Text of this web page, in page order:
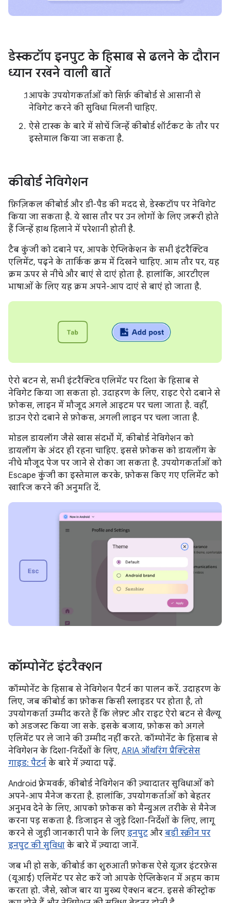
डेस्कटॉप इनपुट के हिसाब से ढलने के दौरान
ध्यान रखने वाली बातें
आपके उपयोगकर्ताओं को सिर्फ़ कीबोर्ड से आसानी से
नेविगेट करने की सुविधा मिलनी चाहिए.
ऐसे टास्क के बारे में सोचें जिन्हें कीबोर्ड शॉर्टकट के तौर पर
इस्तेमाल किया जा सकता है.
कीबोर्ड नेविगेशन
फ़िज़िकल कीबोर्ड और डी-पैड की मदद से, डेस्कटॉप पर नेविगेट
किया जा सकता है. ये खास तौर पर उन लोगों के लिए ज़रूरी होते
हैं जिन्हें हाथ हिलाने में परेशानी होती है.
टैब कुंजी को दबाने पर, आपके ऐप्लिकेशन के सभी इंटरैक्टिव
एलिमेंट, पढ़ने के तार्किक क्रम में दिखने चाहिए. आम तौर पर, यह
क्रम ऊपर से नीचे और बाएं से दाएं होता है. हालांकि, आरटीएल
भाषाओं के लिए यह क्रम अपने-आप दाएं से बाएं हो जाता है.
ऐरो बटन से, सभी इंटरैक्टिव एलिमेंट पर दिशा के हिसाब से
नेविगेट किया जा सकता हो. उदाहरण के लिए, राइट ऐरो दबाने से
फ़ोकस, लाइन में मौजूद अगले आइटम पर चला जाता है. वहीं,
डाउन ऐरो दबाने से फ़ोकस, अगली लाइन पर चला जाता है.
मोडल डायलॉग जैसे खास संदर्भों में, कीबोर्ड नेविगेशन को
डायलॉग के अंदर ही रहना चाहिए. इससे फ़ोकस को डायलॉग के
नीचे मौजूद पेज पर जाने से रोका जा सकता है. उपयोगकर्ताओं को
Escape कुंजी का इस्तेमाल करके, फ़ोकस किए गए एलिमेंट को
खारिज करने की अनुमति दें.
कॉम्पोनेंट इंटरैक्शन
कॉम्पोनेंट के हिसाब से नेविगेशन पैटर्न का पालन करें. उदाहरण के
लिए, जब कीबोर्ड का फ़ोकस किसी स्लाइडर पर होता है, तो
उपयोगकर्ता उम्मीद करते हैं कि लेफ़्ट और राइट ऐरो बटन से वैल्यू
को अडजस्ट किया जा सके. इसके बजाय, फ़ोकस को अगले
एलिमेंट पर ले जाने की उम्मीद नहीं करते. कॉम्पोनेंट के हिसाब से
नेविगेशन के दिशा-निर्देशों के लिए, ARIA ऑथरिंग प्रैक्टिसेस
गाइड: पैटर्न के बारे में ज़्यादा पढ़ें.
Android फ़्रेमवर्क, कीबोर्ड नेविगेशन की ज़्यादातर सुविधाओं को
अपने-आप मैनेज करता है. हालांकि, उपयोगकर्ताओं को बेहतर
अनुभव देने के लिए, आपको फ़ोकस को मैन्युअल तरीके से मैनेज
करना पड़ सकता है. डिजाइन से जुड़े दिशा-निर्देशों के लिए, लागू
करने से जुड़ी जानकारी पाने के लिए इनपुट और बड़ी स्क्रीन पर
इनपुट की सुविधा के बारे में ज़्यादा जानें.
जब भी हो सके, कीबोर्ड का शुरुआती फ़ोकस ऐसे यूज़र इंटरफ़ेस
(यूआई) एलिमेंट पर सेट करें जो आपके ऐप्लिकेशन में अहम काम
करता हो. जैसे, खोज बार या मुख्य ऐक्शन बटन. इससे कीस्ट्रोक